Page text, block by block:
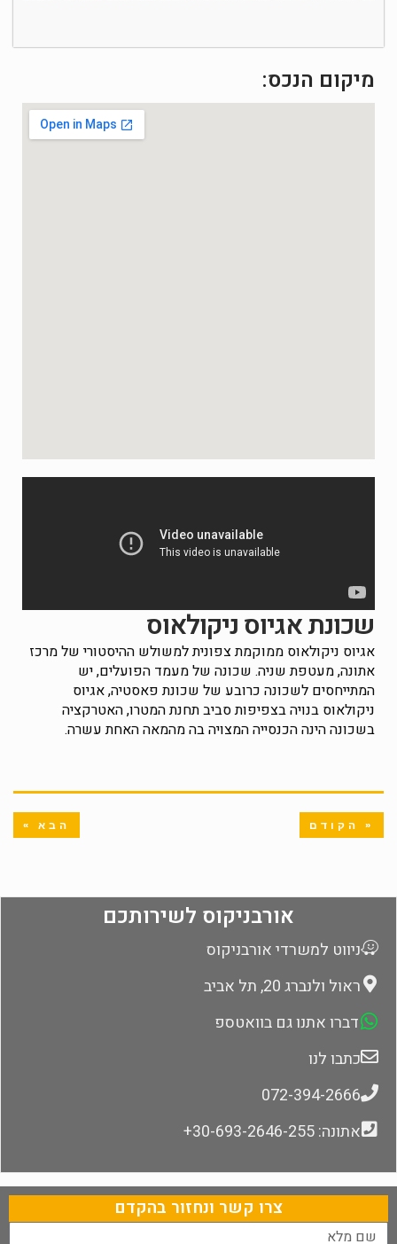
מיקום הנכס:
שכונת אגיוס ניקולאוס
אגיוס ניקולאוס ממוקמת צפונית למשולש ההיסטורי של מרכז
אתונה, מעטפת שניה. שכונה של מעמד הפועלים, יש
המתייחסים לשכונה כרובע של שכונת פאסטיה, אגיוס
ניקולאוס בנויה בצפיפות סביב תחנת המטרו, האטרקציה
בשכונה הינה הכנסייה המצויה בה מהמאה האחת עשרה.
« הקודם הבא »
אורבניקוס לשירותכם
ניווט למשרדי אורבניקוס
ראול ולנברג 20, תל אביב
דברו אתנו גם בוואטספ
כתבו לנו
072-394-2666
אתונה: 30-693-2646-255+
צרו קשר ונחזור בהקדם